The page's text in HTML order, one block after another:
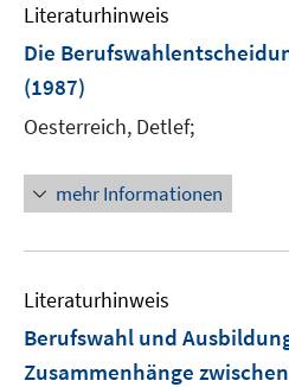
Literaturhinweis
Die
(1987)
Oesterreich, Detlef;
mehr Informationen
Literaturhinweis
Berufswahl und
Zusammenhänge